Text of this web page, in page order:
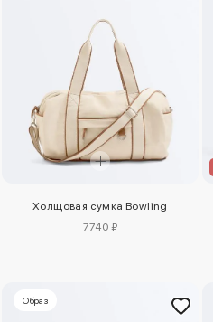
Холщовая сумка Bowling
7740 ₽
Образ